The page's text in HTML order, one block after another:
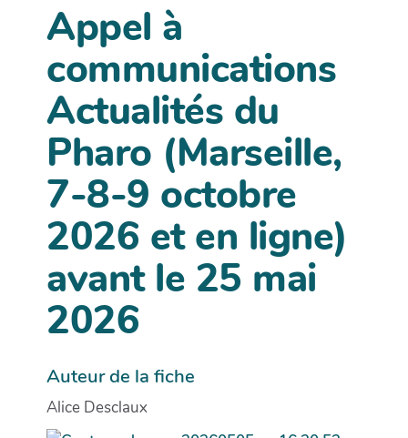
Appel à
communications
Actualités du
Pharo (Marseille,
7-8-9 octobre
2026 et en ligne)
avant le 25 mai
2026
Auteur de la fiche
Alice Desclaux